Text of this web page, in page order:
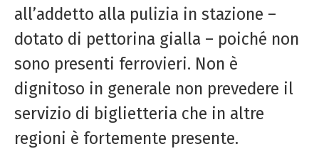
all’addetto alla pulizia in stazione –
dotato di pettorina gialla – poiché non
sono presenti ferrovieri. Non è
dignitoso in generale non prevedere il
servizio di biglietteria che in altre
regioni è fortemente presente.